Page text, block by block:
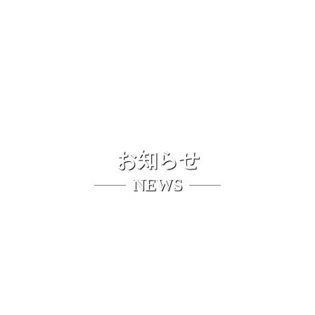
お知らせ
NEWS